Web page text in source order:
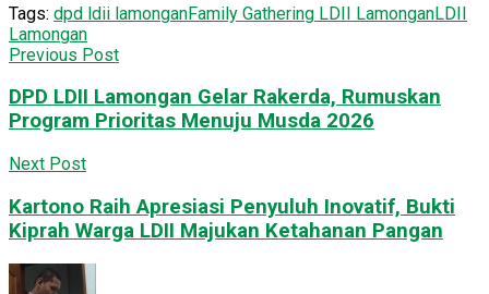
Tags: dpd ldii lamonganFamily Gathering LDII LamonganLDII
Lamongan
Previous Post
DPD LDII Lamongan Gelar Rakerda, Rumuskan
Program Prioritas Menuju Musda 2026
Next Post
Kartono Raih Apresiasi Penyuluh Inovatif, Bukti
Kiprah Warga LDII Majukan Ketahanan Pangan